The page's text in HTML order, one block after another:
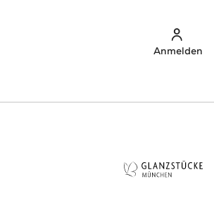
Anmelden